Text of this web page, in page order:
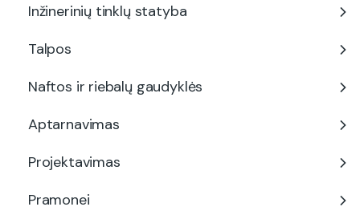
Inžinerinių tinklų statyba
Talpos
Naftos ir riebalų gaudyklės
Aptarnavimas
Projektavimas
Pramonei